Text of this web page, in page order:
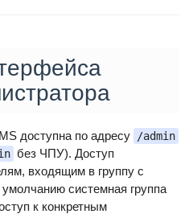
доступна по адресу /admin
без ЧПУ). Доступ
входящим в группу с
системная группа
к конкретным